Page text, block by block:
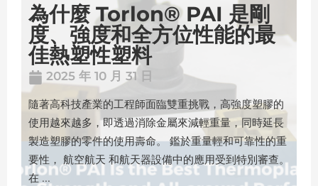
為什麼 Torlon® PAI 是剛
度、強度和全方位性能的最
佳熱塑性塑料
2025 年 10 月 31 日
隨著高科技產業的工程師面臨雙重挑戰，高強度塑膠的
使用越來越多，即透過消除金屬來減輕重量，同時延長
製造塑膠的零件的使用壽命。 鑑於重量輕和可靠性的重
要性， 航空航天 和航天器設備中的應用受到特別審查。
在 ...